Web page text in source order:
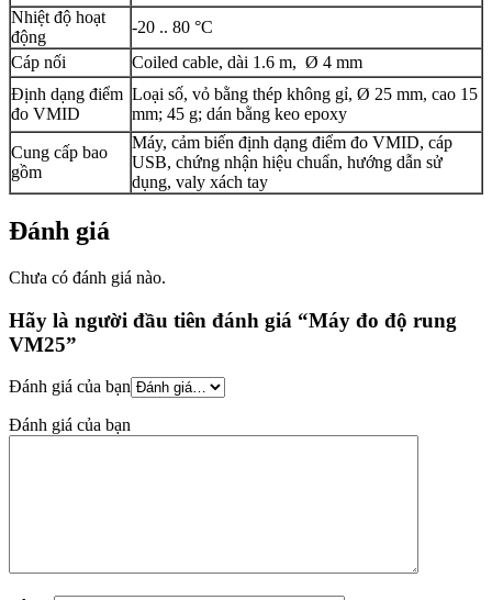
Nhiệt độ hoạt
động
-20 .. 80 °C
Cáp nối
Coiled cable, dài 1.6 m, Ø 4 mm
Định dạng điểm
đo VMID
Loại số, vỏ bằng thép không gỉ, Ø 25 mm, cao 15
mm; 45 g; dán bằng keo epoxy
Cung cấp bao
gồm
Máy, cảm biến định dạng điểm đo VMID, cáp
USB, chứng nhận hiệu chuẩn, hướng dẫn sử
dụng, valy xách tay
Đánh giá
Chưa có đánh giá nào.
Hãy là người đầu tiên đánh giá “Máy đo độ rung
VM25”
Đánh giá của bạn
Đánh giá của bạn